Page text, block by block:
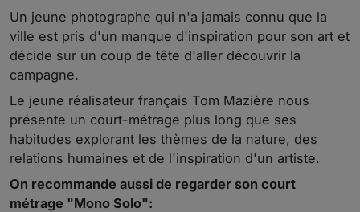
Un jeune photographe qui n'a jamais connu que la
ville est pris d'un manque d'inspiration pour son art et
décide sur un coup de tête d'aller découvrir la
campagne.
Le jeune réalisateur français Tom Mazière nous
présente un court-métrage plus long que ses
habitudes explorant les thèmes de la nature, des
relations humaines et de l'inspiration d'un artiste.
On recommande aussi de regarder son court
métrage "Mono Solo":